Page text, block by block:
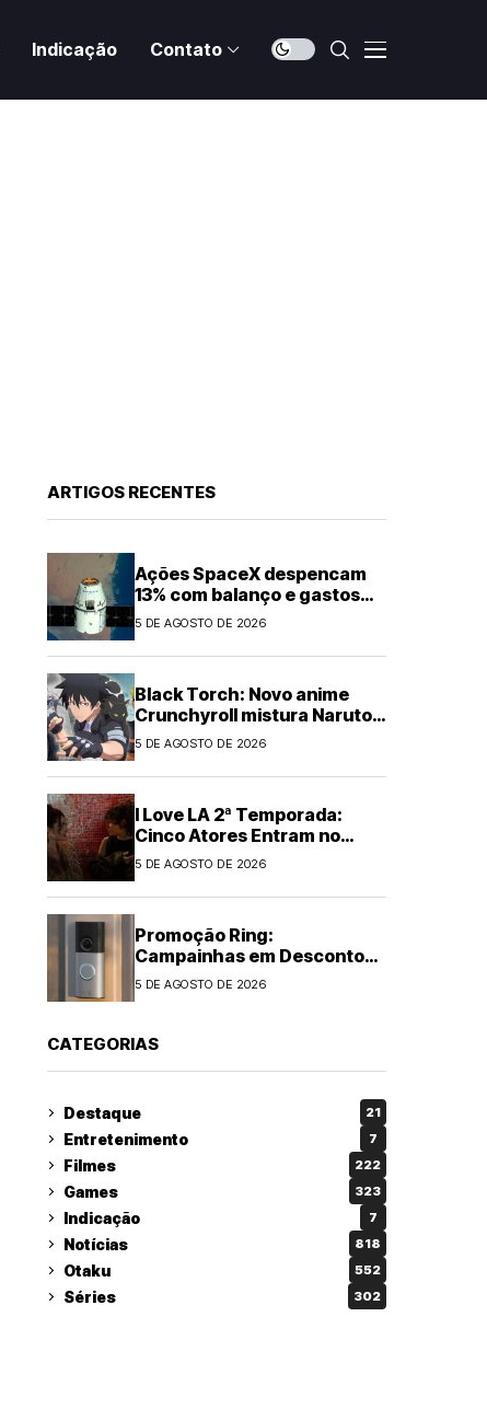
Indicação Contato
ARTIGOS RECENTES
Ações SpaceX despencam
13% com balanço e gastos
em IA
5 DE AGOSTO DE 2026
Black Torch: Novo anime
Crunchyroll mistura Naruto e
Chainsaw Man
5 DE AGOSTO DE 2026
I Love LA 2ª Temporada:
Cinco Atores Entram no
Elenco
5 DE AGOSTO DE 2026
Promoção Ring:
Campainhas em Desconto
de Até US$60
5 DE AGOSTO DE 2026
CATEGORIAS
Destaque 21
Entretenimento 7
Filmes 222
Games 323
Indicação 7
Notícias 818
Otaku 552
Séries 302